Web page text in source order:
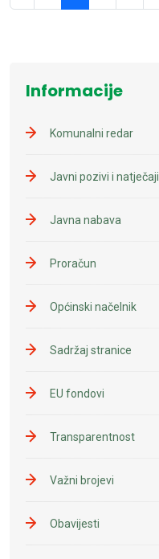
Informacije
Komunalni redar
Javni pozivi i natječaji
Javna nabava
Proračun
Općinski načelnik
Sadržaj stranice
EU fondovi
Transparentnost
Važni brojevi
Obavijesti